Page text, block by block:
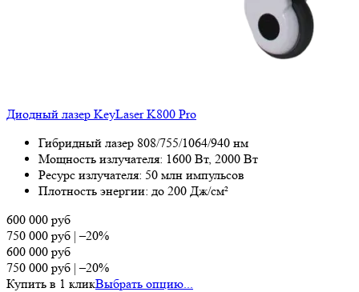
Диодный лазер KeyLaser K800 Pro
Гибридный лазер 808/755/1064/940 нм
Мощность излучателя: 1600 Вт, 2000 Вт
Ресурс излучателя: 50 млн импульсов
Плотность энергии: до 200 Дж/см²
600 000 руб
750 000 руб |–20%
600 000 руб
750 000 руб |–20%
Купить в 1 кликВыбрать опцию...